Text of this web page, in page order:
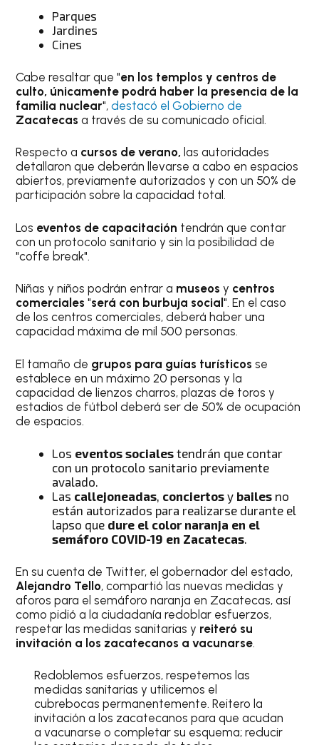
Parques
Jardines
Cines
Cabe resaltar que "en los templos y centros de
culto, únicamente podrá haber la presencia de la
familia nuclear",destacó el Gobierno de
Zacatecas a través de su comunicado oficial.
Respecto a cursos de verano, las autoridades
detallaron que deberán llevarse a cabo en espacios
abiertos, previamente autorizados y con un 50% de
participación sobre la capacidad total.
Los eventos de capacitación tendrán que contar
con un protocolo sanitario y sin la posibilidad de
"coffe break".
Niñas y niños podrán entrar a museos y centros
comerciales "será con burbuja social". En el caso
de los centros comerciales, deberá haber una
capacidad máxima de mil 500 personas.
El tamaño de grupos para guías turísticos se
establece en un máximo 20 personas y la
capacidad de lienzos charros, plazas de toros y
estadios de fútbol deberá ser de 50% de ocupación
de espacios.
Los eventos socialestendrán que contar
con un protocolo sanitario previamente
avalado.
Las callejoneadas, conciertos y bailes no
están autorizados para realizarse durante el
lapso que dure el color naranja en el
semáforo COVID-19 en Zacatecas.
En su cuenta de Twitter, el gobernador del estado,
Alejandro Tello, compartió las nuevas medidas y
aforos para el semáforo naranja en Zacatecas, así
como pidió a la ciudadanía redoblar esfuerzos,
respetar las medidas sanitarias y reiteró su
invitación a los zacatecanos a vacunarse.
Redoblemos esfuerzos, respetemos las
medidas sanitarias y utilicemos el
cubrebocas permanentemente. Reitero la
invitación a los zacatecanos para que acudan
a vacunarse o completar su esquema; reducir